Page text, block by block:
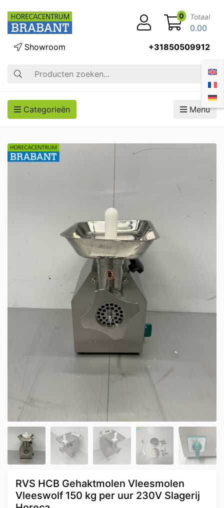
Zoek op
Showroom +31850509912
0 Totaal
0.00
Categorieën Menu
RVS HCB Gehaktmolen Vleesmolen
Vleeswolf 150 kg per uur 230V Slagerij